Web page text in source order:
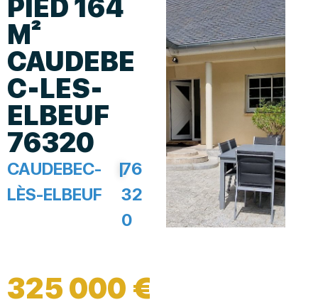
PIED 164
M²
CAUDEBE
C-LES-
ELBEUF
76320
CAUDEBEC-
LÈS-ELBEUF
|76
32
0
325 000 €